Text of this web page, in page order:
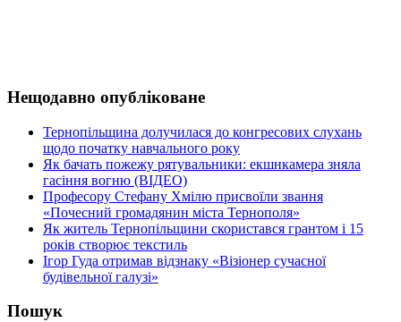
Нещодавно опубліковане
Тернопільщина долучилася до конгресових слухань
щодо початку навчального року
Як бачать пожежу рятувальники: екшнкамера зняла
гасіння вогню (ВІДЕО)
Професору Стефану Хмілю присвоїли звання
«Почесний громадянин міста Тернополя»
Як житель Тернопільщини скористався грантом і 15
років створює текстиль
Ігор Гуда отримав відзнаку «Візіонер сучасної
будівельної галузі»
Пошук